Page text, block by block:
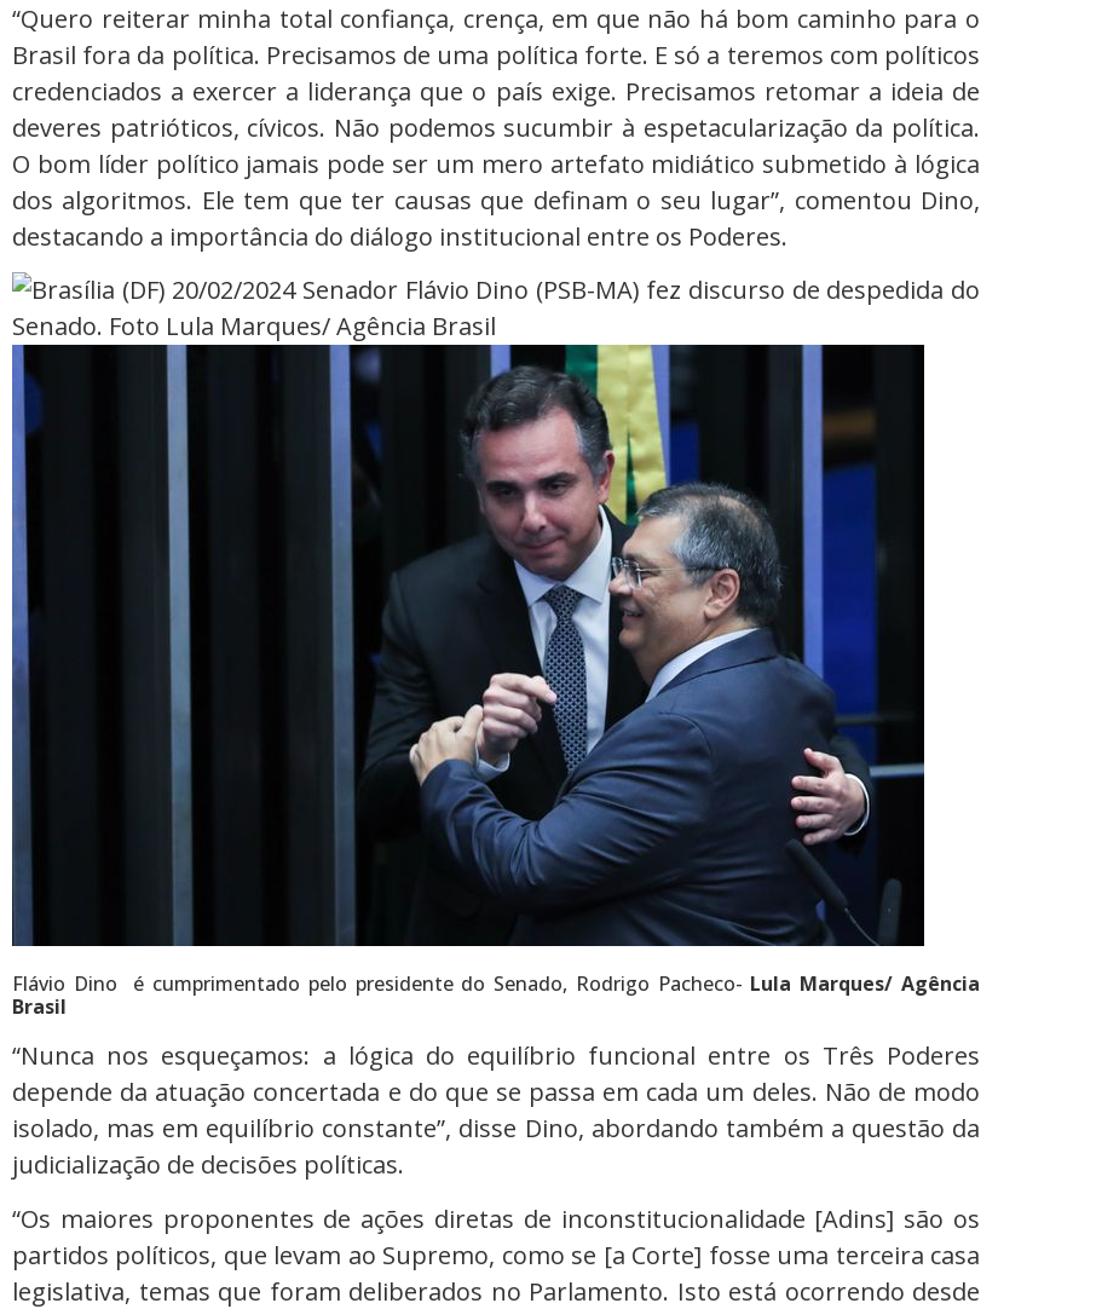
“Quero reiterar minha total confiança, crença, em que não há bom caminho para o
Brasil fora da política. Precisamos de uma política forte. E só a teremos com políticos
credenciados a exercer a liderança que o país exige. Precisamos retomar a ideia de
deveres patrióticos, cívicos. Não podemos sucumbir à espetacularização da política.
O bom líder político jamais pode ser um mero artefato midiático submetido à lógica
dos algoritmos. Ele tem que ter causas que definam o seu lugar”, comentou Dino,
destacando a importância do diálogo institucional entre os Poderes.
Flávio Dino é cumprimentado pelo presidente do Senado, Rodrigo Pacheco- Lula Marques/ Agência
Brasil
“Nunca nos esqueçamos: a lógica do equilíbrio funcional entre os Três Poderes
depende da atuação concertada e do que se passa em cada um deles. Não de modo
isolado, mas em equilíbrio constante”, disse Dino, abordando também a questão da
judicialização de decisões políticas.
“Os maiores proponentes de ações diretas de inconstitucionalidade [Adins] são os
partidos políticos, que levam ao Supremo, como se [a Corte] fosse uma terceira casa
legislativa, temas que foram deliberados no Parlamento. Isto está ocorrendo desde